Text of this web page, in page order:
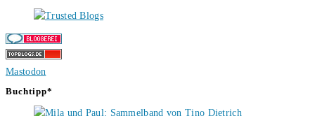
Mastodon
Buchtipp*